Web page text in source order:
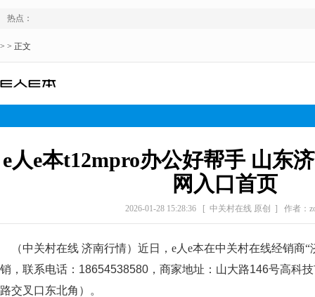
热点：
> > 正文
e人e本t12mpro办公好帮手 山东
网入口首页
2026-01-28 15:28:36 [ 中关村在线 原创 ] 作者：
（中关村在线 济南行情）近日，e人e本在中关村在线经销商“
销，联系电话： 18654538580 ，商家地址： 山大路146号高科
路交叉口东北角）
。